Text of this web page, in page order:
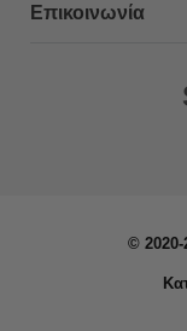
Επικοινωνία
© 2020-